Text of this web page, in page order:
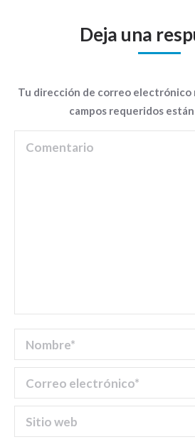
Deja una
Tu dirección de correo electrónico
campos requeridos
Comentario
Nombre *
Correo electrónico *
Sitio web